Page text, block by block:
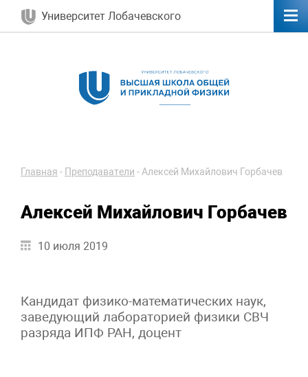
Университет Лобачевского
Главная - Преподаватели -Алексей Михайлович Горбачев
Алексей Михайлович Горбачев
10 июля 2019
Кандидат физико-математических наук,
заведующий лабораторией физики СВЧ
разряда ИПФ РАН, доцент